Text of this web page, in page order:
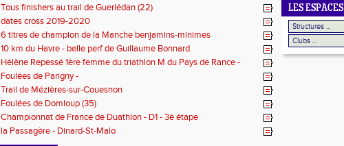
Tous finishers au trail de Guerlédan (22)
dates cross 2019-2020
6 titres de champion de la Manche benjamins-minimes
10 km du Havre - belle perf de Guillaume Bonnard
Hélène Repessé 1ère femme du triathlon M du Pays de Rance -
Dinan
Foulées de Parigny -
Trail de Mézières-sur-Couesnon
Foulées de Domloup (35)
Championnat de France de Duathlon - D1 - 3è étape
la Passagère - Dinard-St-Malo
LES ESPACES